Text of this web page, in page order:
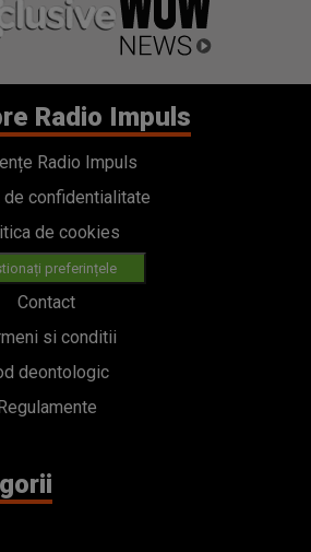
Radio Impuls
Radio Impuls
confidentialitate
de cookies
preferințele
Contact
si conditii
deontologic